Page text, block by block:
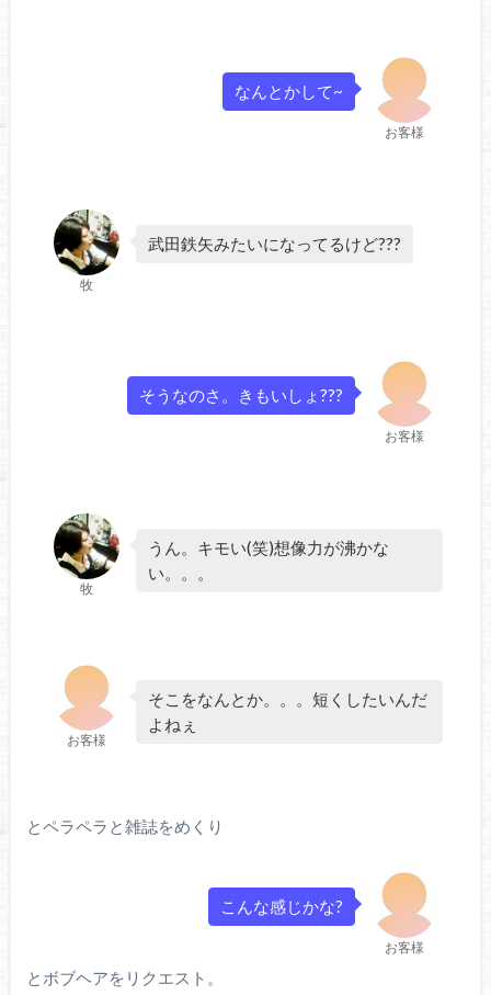
お客様
なんとかして~
牧
武田鉄矢みたいになってるけど???
お客様
そうなのさ。きもいしょ???
牧
うん。キモい(笑)想像力が沸かな
い。。。
お客様
そこをなんとか。。。短くしたいんだ
よねぇ
とペラペラと雑誌をめくり
お客様
こんな感じかな?
とボブヘアをリクエスト。